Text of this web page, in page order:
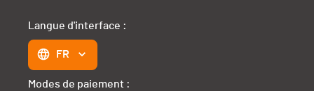
Langue d'interface :
FR
Modes de paiement :